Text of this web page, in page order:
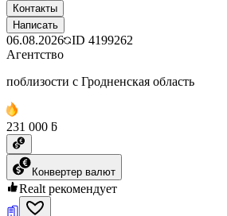
Контакты
Написать
06.08.2026 ID 4199262
Агентство
поблизости с Гродненская область
231 000 ƃ
Конвертер валют
Realt рекомендует